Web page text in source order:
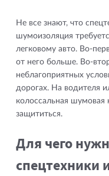
Не все знают, что
шумоизоляция
легковому авто. Во-
от него больше. Во-
неблагоприятных
дорогах. На водителя
колоссальная шумовая
защититься.
Для чего
спецтехники